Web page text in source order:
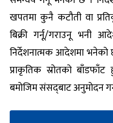
खपतमा कुनै कटौती वा
बिक्री गर्नू/गराउनू भनी
निर्देशनात्मक आदेशमा भनेको
प्राकृतिक स्रोतको
बमोजिम संसद‌्बाट अनुमोदन